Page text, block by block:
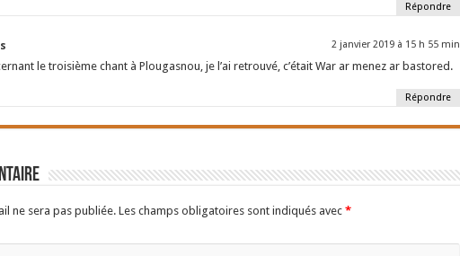
Répondre
2 janvier 2019 à 15 h 55 min
le troisième chant à Plougasnou, je l’ai retrouvé, c’était War ar menez ar bastored.
Répondre
ne sera pas publiée. Les champs obligatoires sont indiqués avec *